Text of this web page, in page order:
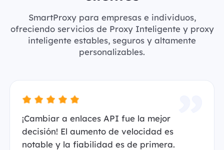
SmartProxy para empresas e individuos,
ofreciendo servicios de Proxy Inteligente y proxy
inteligente estables, seguros y altamente
personalizables.
¡Cambiar a enlaces API fue la mejor
decisión! El aumento de velocidad es
notable y la fiabilidad es de primera.